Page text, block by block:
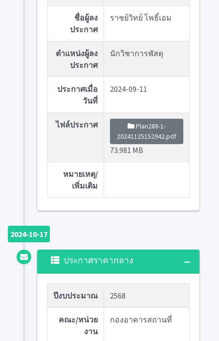
ชื่อผู้ลง
ประกาศ
ราชย์วิทย์ โพธิ์เอม
ตำแหน่งผู้ลง
ประกาศ
นักวิชาการพัสดุ
ประกาศเมื่อ
วันที่
2024-09-11
ไฟล์ประกาศ
Plan288-1-
20241125152942.pdf
73.981 MB
หมายเหตุ/
เพิ่มเติม
2024-10-17
ประกาศราคากลาง
ปีงบประมาณ 2568
คณะ/หน่วย
งาน
กองอาคารสถานที่